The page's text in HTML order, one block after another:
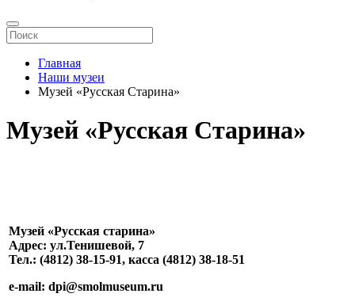
Главная
Наши музеи
Музей «Русская Старина»
Музей «Русская Старина»
Музей «Русская старина»
Адрес: ул.Тенишевой, 7
Тел.: (4812) 38-15-91, касса (4812) 38-18-51
e-mail: dpi@smolmuseum.ru